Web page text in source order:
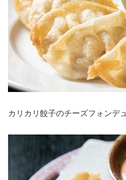
カリカリ餃子のチーズフォンデュ